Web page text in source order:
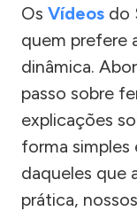
Os Vídeos do
quem prefere
dinâmica.
passo sobre
explicações
forma simples
daqueles que
prática,